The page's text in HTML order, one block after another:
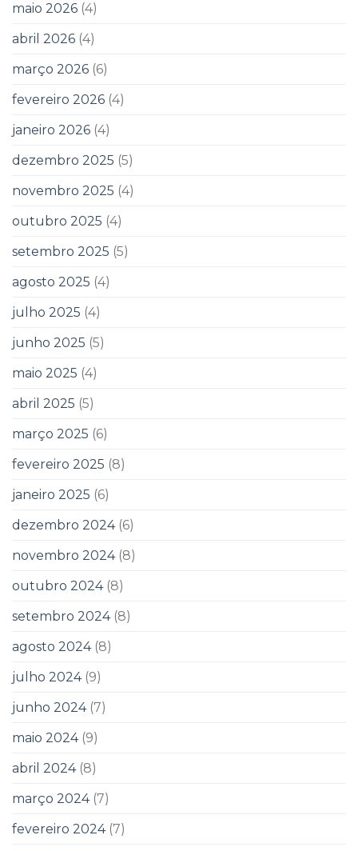
maio 2026 (4)
abril 2026 (4)
março 2026 (6)
fevereiro 2026 (4)
janeiro 2026 (4)
dezembro 2025 (5)
novembro 2025 (4)
outubro 2025 (4)
setembro 2025 (5)
agosto 2025 (4)
julho 2025 (4)
junho 2025 (5)
maio 2025 (4)
abril 2025 (5)
março 2025 (6)
fevereiro 2025 (8)
janeiro 2025 (6)
dezembro 2024(6)
novembro 2024(8)
outubro 2024(8)
setembro 2024(8)
agosto 2024(8)
julho 2024(9)
junho 2024(7)
maio 2024(9)
abril 2024(8)
março 2024(7)
fevereiro 2024(7)